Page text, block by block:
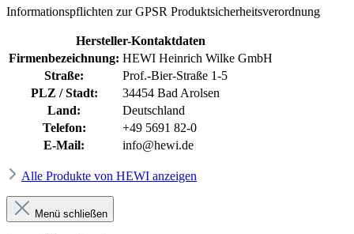
Informationspflichten zur GPSR Produktsicherheitsverordnung
Hersteller-Kontaktdaten
Firmenbezeichnung: HEWI Heinrich Wilke GmbH
Straße:
Prof.-Bier-Straße 1-5
PLZ / Stadt:
34454 Bad Arolsen
Land:
Deutschland
Telefon:
+49 5691 82-0
E-Mail:
info@hewi.de
Alle Produkte von HEWI anzeigen
Menü schließen